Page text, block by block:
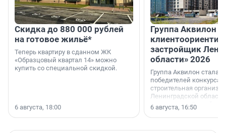
Скидка до 880 000 рублей
на готовое жильё*
Теперь квартиру в сданном ЖК
«Образцовый квартал 14» можно
купить со специальной скидкой.
6 августа, 18:00
Группа Аквилон
застройщик
области» 2026
Группа Аквилон стала
победителей конкурса
строительная
Ленинградской области
номинации «Самый
застройщик
области».
6 августа, 16:50